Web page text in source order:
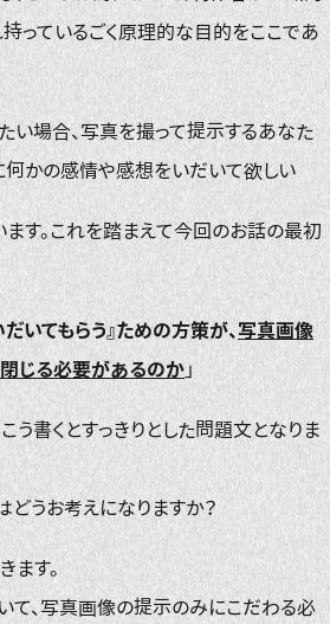
っているごく原理的な目的をここであ
い場合、写真を撮って提示するあなた
何かの感情や感想をいだいて欲しい
ます。これを踏まえて今回のお話の最初
いてもらう』ための方策が、写真画像
じる必要があるのか 」
う書くとすっきりとした問題文となりま
どうお考えになりますか？
ます。
て、写真画像の提示のみにこだわる必